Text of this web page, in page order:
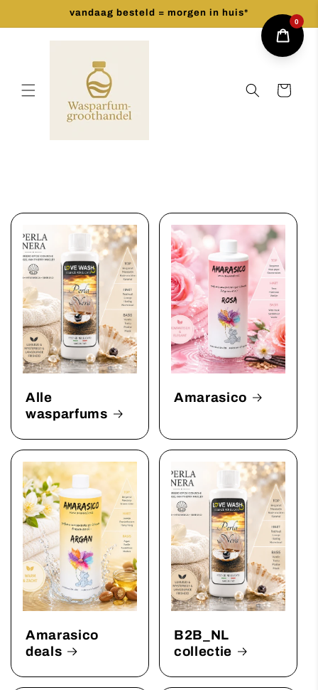
content
vandaag besteld = morgen in huis*
Winkelwagen
Alle
wasparfums
Amarasico
Amarasico
deals
B2B_NL
collectie
0